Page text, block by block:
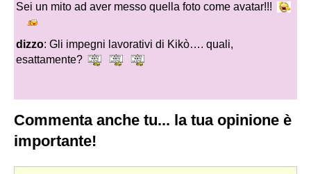
Sei un mito ad aver messo quella foto come avatar!!!
dizzo: Gli impegni lavorativi di Kikò…. quali,
esattamente?
Commenta anche tu... la tua opinione è
importante!